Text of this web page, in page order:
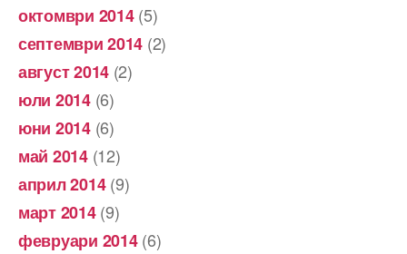
октомври 2014(5)
септември 2014 (2)
август 2014 (2)
юли 2014(6)
юни 2014(6)
май 2014(12)
април 2014(9)
март 2014(9)
февруари 2014(6)